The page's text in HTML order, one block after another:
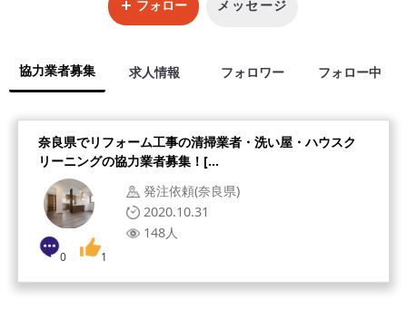
フォロー メッセージ
協力業者募集 求人情報 フォロワー フォロー中
奈良県でリフォーム工事の清掃業者・洗い屋・ハウスク
リーニングの協力業者募集！[...
発注依頼(奈良県)
2020.10.31
148人
0 1